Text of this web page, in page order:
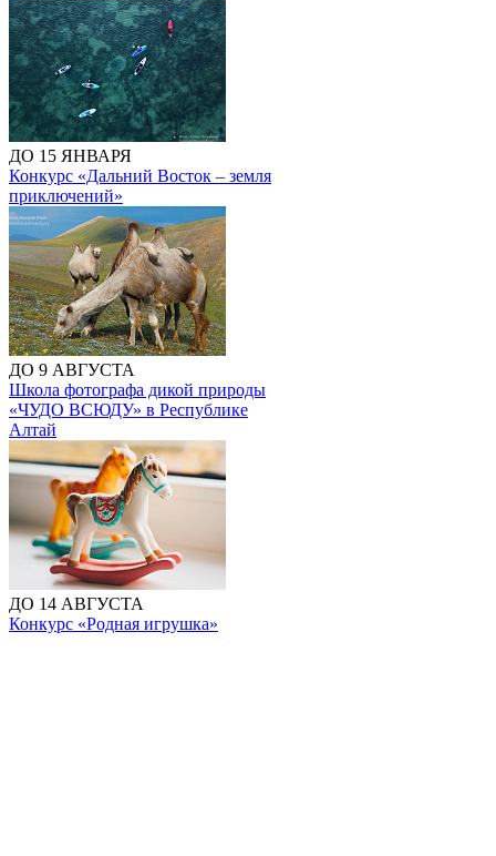
ДО 15 ЯНВАРЯ
Конкурс «Дальний Восток – земля
приключений»
ДО 9 АВГУСТА
Школа фотографа дикой природы
«ЧУДО ВСЮДУ» в Республике
Алтай
ДО 14 АВГУСТА
Конкурс «Родная игрушка»